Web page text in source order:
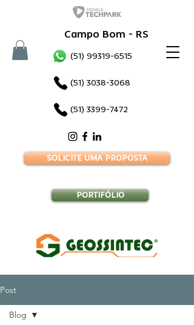
Campo Bom - RS
(51) 99319-6515
(51) 3038-3068
(51) 3399-7472
SOLICITE UMA PROPOSTA
PORTIFÓLIO
Post
Blog